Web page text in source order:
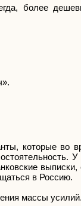
более
которые во
в Россию.
массы усилий.